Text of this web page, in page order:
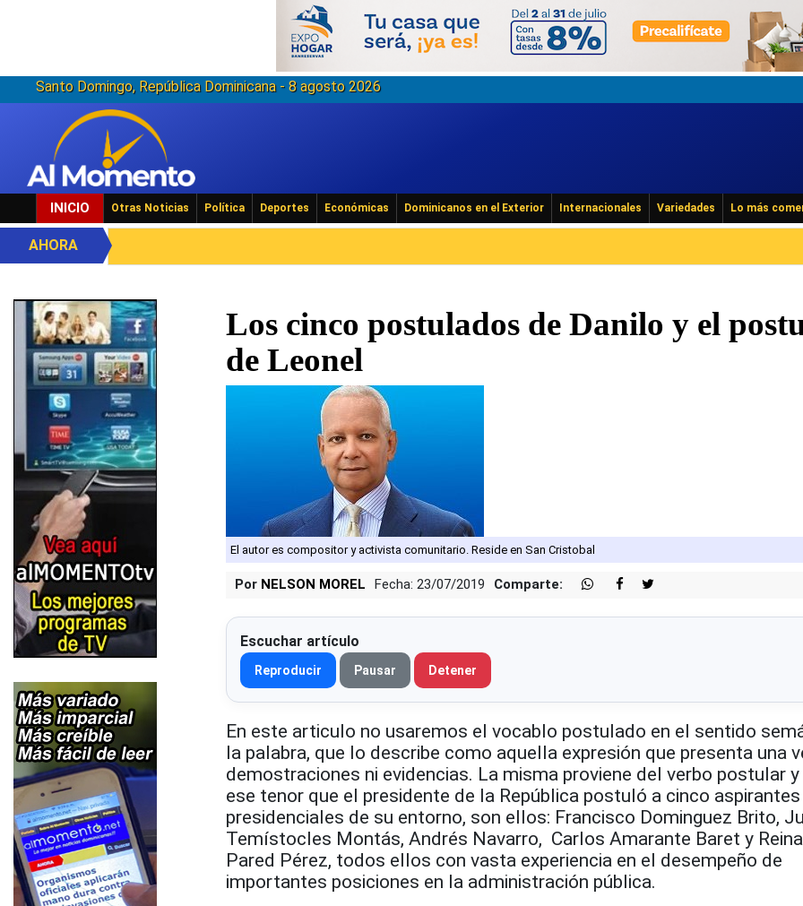
Santo Domingo, República Dominicana - 8 agosto 2026
INICIO Otras Noticias Política Deportes Económicas Dominicanos en el Exterior Internacionales Variedades Lo más
AHORA
Los cinco postulados de Danilo y el
de Leonel
El autor es compositor y activista comunitario. Reside en San Cristobal
Por NELSON MOREL Fecha: 23/07/2019 Comparte:
Escuchar artículo
Reproducir Pausar Detener
En este articulo no usaremos el vocablo postulado en el sentido
la palabra, que lo describe como aquella expresión que presenta una
demostraciones ni evidencias. La misma proviene del verbo postular y
ese tenor que el presidente de la República postuló a cinco aspirantes
presidenciales de su entorno, son ellos: Francisco Dominguez Brito,
Temístocles Montás, Andrés Navarro, Carlos Amarante Baret y
Pared Pérez, todos ellos con vasta experiencia en el desempeño de
importantes posiciones en la administración pública.